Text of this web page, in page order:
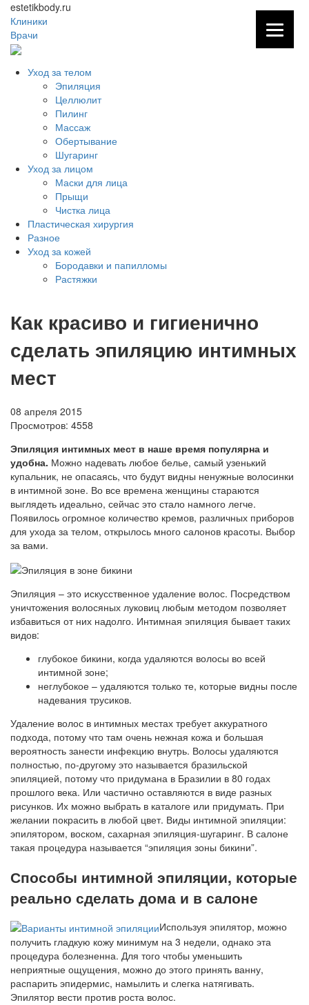
estetikbody.ru
Клиники
Врачи
Уход за телом
Эпиляция
Целлюлит
Пилинг
Массаж
Обертывание
Шугаринг
Уход за лицом
Маски для лица
Прыщи
Чистка лица
Пластическая хирургия
Разное
Уход за кожей
Бородавки и папилломы
Растяжки
Как красиво и гигиенично
сделать эпиляцию интимных
мест
08 апреля 2015
Просмотров: 4558
Эпиляция интимных мест в наше время популярна и
удобна. Можно надевать любое белье, самый узенький
купальник, не опасаясь, что будут видны ненужные волосинки
в интимной зоне. Во все времена женщины стараются
выглядеть идеально, сейчас это стало намного легче.
Появилось огромное количество кремов, различных приборов
для ухода за телом, открылось много салонов красоты. Выбор
за вами.
Эпиляция – это искусственное удаление волос. Посредством
уничтожения волосяных луковиц любым методом позволяет
избавиться от них надолго. Интимная эпиляция бывает таких
видов:
глубокое бикини, когда удаляются волосы во всей
интимной зоне;
неглубокое – удаляются только те, которые видны после
надевания трусиков.
Удаление волос в интимных местах требует аккуратного
подхода, потому что там очень нежная кожа и большая
вероятность занести инфекцию внутрь. Волосы удаляются
полностью, по-другому это называется бразильской
эпиляцией, потому что придумана в Бразилии в 80 годах
прошлого века. Или частично оставляются в виде разных
рисунков. Их можно выбрать в каталоге или придумать. При
желании покрасить в любой цвет. Виды интимной эпиляции:
эпилятором, воском, сахарная эпиляция-шугаринг. В салоне
такая процедура называется “эпиляция зоны бикини”.
Способы интимной эпиляции, которые
реально сделать дома и в салоне
Используя эпилятор, можно
получить гладкую кожу минимум на 3 недели, однако эта
процедура болезненна. Для того чтобы уменьшить
неприятные ощущения, можно до этого принять ванну,
распарить эпидермис, намылить и слегка натягивать.
Эпилятор вести против роста волос.